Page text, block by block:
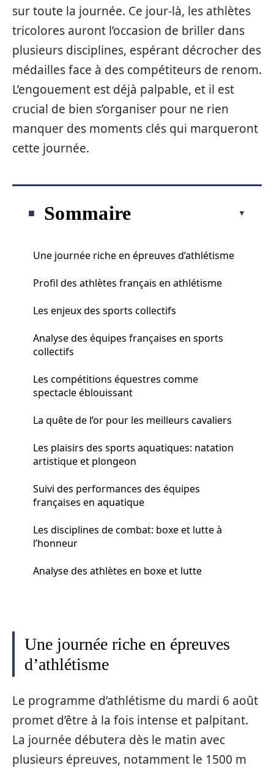
sur toute la journée. Ce jour-là, les athlètes
tricolores auront l’occasion de briller dans
plusieurs disciplines, espérant décrocher des
médailles face à des compétiteurs de renom.
L’engouement est déjà palpable, et il est
crucial de bien s’organiser pour ne rien
manquer des moments clés qui marqueront
cette journée.
Sommaire
Une journée riche en épreuves d’athlétisme
Profil des athlètes français en athlétisme
Les enjeux des sports collectifs
Analyse des équipes françaises en sports
collectifs
Les compétitions équestres comme
spectacle éblouissant
La quête de l’or pour les meilleurs cavaliers
Les plaisirs des sports aquatiques: natation
artistique et plongeon
Suivi des performances des équipes
françaises en aquatique
Les disciplines de combat: boxe et lutte à
l’honneur
Analyse des athlètes en boxe et lutte
Une journée riche en épreuves
d’athlétisme
Le programme d’athlétisme du mardi 6 août
promet d’être à la fois intense et palpitant.
La journée débutera dès le matin avec
plusieurs épreuves, notamment le 1500 m